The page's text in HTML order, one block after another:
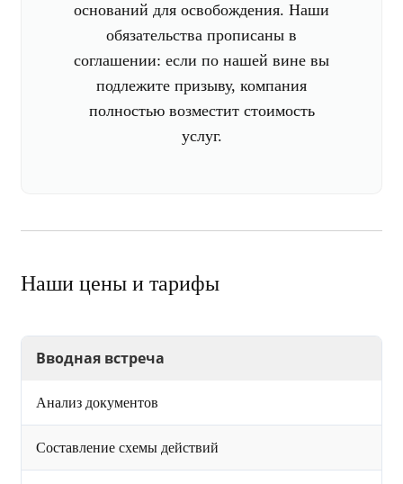
оснований для освобождения. Наши
обязательства прописаны в
соглашении: если по нашей вине вы
подлежите призыву, компания
полностью возместит стоимость
услуг.
Наши цены и тарифы
Вводная встреча
Анализ документов
Составление схемы действий